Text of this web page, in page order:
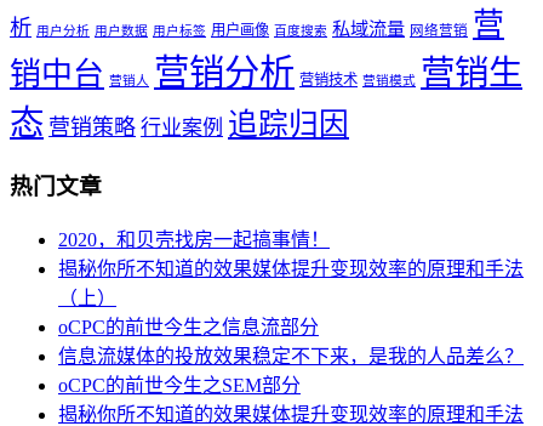
析 用户分析 用户数据 用户标签 用户画像 百度搜索 私域流量 网络营销 营
销中台 营销人 营销分析 营销技术 营销模式 营销生
态 营销策略 行业案例 追踪归因
热门文章
2020，和贝壳找房一起搞事情！
揭秘你所不知道的效果媒体提升变现效率的原理和手法
（上）
oCPC的前世今生之信息流部分
信息流媒体的投放效果稳定不下来，是我的人品差么？
oCPC的前世今生之SEM部分
揭秘你所不知道的效果媒体提升变现效率的原理和手法